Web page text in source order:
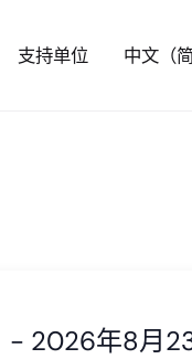
支持单位 中文（简
- 2026年8月